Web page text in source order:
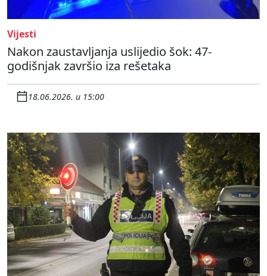
Vijesti
Nakon zaustavljanja uslijedio šok: 47-
godišnjak završio iza rešetaka
18.06.2026. u 15:00